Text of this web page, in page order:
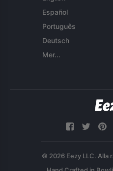
Español
Português
Deutsch
Mer...
© 2026 Eezy LLC. Alla